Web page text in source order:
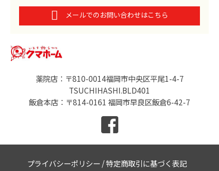
薬院店：〒810-0014福岡市中央区平尾1-4-7
TSUCHIHASHI.BLD401
飯倉本店：〒814-0161 福岡市早良区飯倉6-42-7
メールでのお問い合わせはこちら
プライバシーポリシー /特定商取引に基づく表記